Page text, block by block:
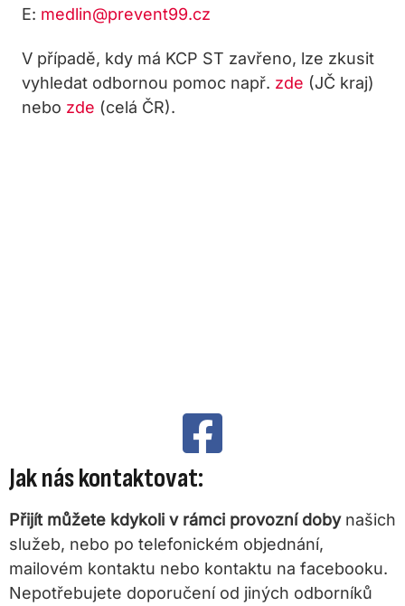
E: medlin@prevent99.cz
V případě, kdy má KCP ST zavřeno, lze zkusit
vyhledat odbornou pomoc např. zde (JČ kraj)
nebo zde (celá ČR).
Jak nás kontaktovat:
Přijít můžete kdykoli v rámci provozní dobynašich
služeb, nebo po telefonickém objednání,
mailovém kontaktu nebo kontaktu na facebooku.
Nepotřebujete doporučení od jiných odborníků